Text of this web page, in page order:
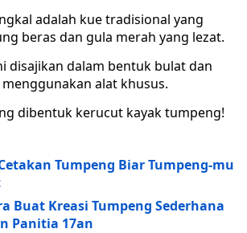
adalah kue tradisional yang
beras dan gula merah yang lezat.
disajikan dalam bentuk bulat dan
alat khusus.
dibentuk kerucut kayak tumpeng!
Tumpeng Biar Tumpeng-mu
Buat Kreasi Tumpeng Sederhana
Panitia 17an